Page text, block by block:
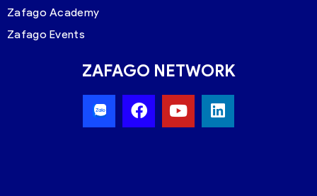
Zafago Academy
Zafago Events
ZAFAGO NETWORK